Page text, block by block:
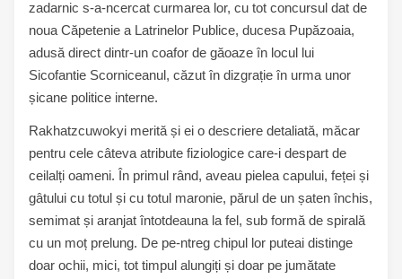
zadarnic s-a-ncercat curmarea lor, cu tot concursul dat de
noua Căpetenie a Latrinelor Publice, ducesa Pupăzoaia,
adusă direct dintr-un coafor de găoaze în locul lui
Sicofantie Scorniceanul, căzut în dizgrație în urma unor
șicane politice interne.
Rakhatzcuwokyi merită și ei o descriere detaliată, măcar
pentru cele câteva atribute fiziologice care-i despart de
ceilalți oameni. În primul rând, aveau pielea capului, feței și
gâtului cu totul și cu totul maronie, părul de un șaten închis,
semimat și aranjat întotdeauna la fel, sub formă de spirală
cu un moț prelung. De pe-ntreg chipul lor puteai distinge
doar ochii, mici, tot timpul alungiți și doar pe jumătate